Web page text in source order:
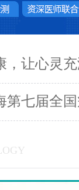
，让心灵
第七届全